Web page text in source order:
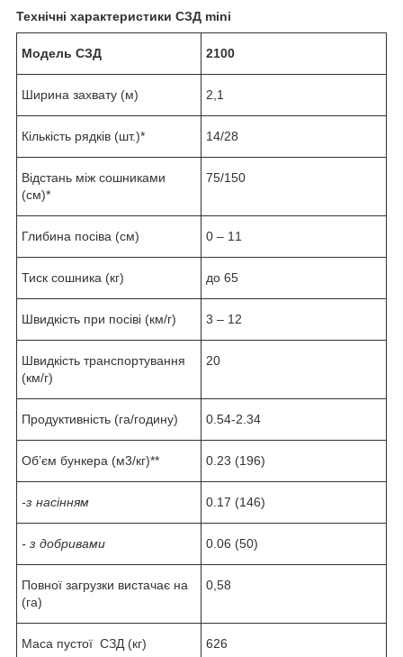
Технічні характеристики СЗД mini
Модель СЗД 2100
Ширина захвату (м) 2,1
Кількість рядків (шт.)* 14/28
Відстань між сошниками
(см)*
75/150
Глибина посіва (см) 0 – 11
Тиск сошника (кг) до 65
Швидкість при посіві (км/г) 3 – 12
Швидкість транспортування
(км/г)
20
Продуктивність (га/годину) 0.54-2.34
Об’єм бункера (м3/кг)** 0.23 (196)
-з насінням 0.17 (146)
- з добривами 0.06 (50)
Повної загрузки вистачає на
(га)
0,58
Маса пустої СЗД (кг) 626